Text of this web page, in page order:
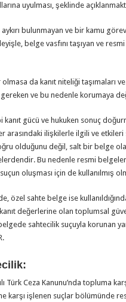
uyulması, şeklinde
bulunmayan ve bir kamu
belge vasfını taşıyan ve resmi
da kanıt niteliği taşımaları
ve bu nedenle korumaya
gücü ve hukuken sonuç
ilişkilerle ilgili ve etkileri
olduğunu değil, salt bir belge
Bu nedenle resmi
oluşması için de kullanılmış
özel sahte belge ise
değerlerine olan toplumsal
sahtecilik suçuyla korunan
Türk Ceza Kanunu’nda topluma
karşı işlenen suçlar bölümünde